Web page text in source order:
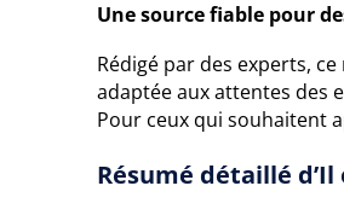
Une source fiable pour
Rédigé par des experts,
adaptée aux attentes des
Pour ceux qui souhaitent
Résumé détaillé